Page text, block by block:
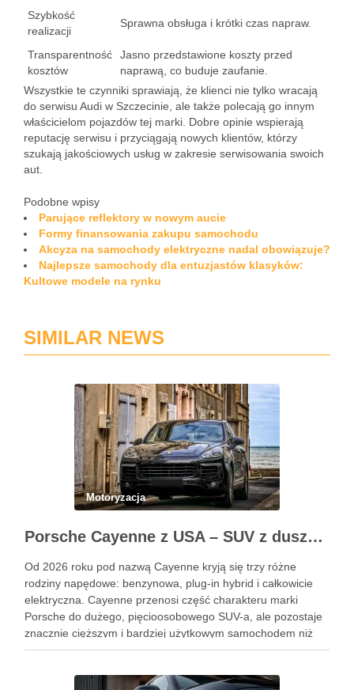
Szybkość
realizacji
Sprawna obsługa i krótki czas napraw.
Transparentność
kosztów
Jasno przedstawione koszty przed
naprawą, co buduje zaufanie.
Wszystkie te czynniki sprawiają, że klienci nie tylko wracają
do serwisu Audi w Szczecinie, ale także polecają go innym
właścicielom pojazdów tej marki. Dobre opinie wspierają
reputację serwisu i przyciągają nowych klientów, którzy
szukają jakościowych usług w zakresie serwisowania swoich
aut.
Podobne wpisy
Parujące reflektory w nowym aucie
Formy finansowania zakupu samochodu
Akcyza na samochody elektryczne nadal obowiązuje?
Najlepsze samochody dla entuzjastów klasyków:
Kultowe modele na rynku
SIMILAR NEWS
Motoryzacja
Porsche Cayenne z USA – SUV z duszą 911
Od 2026 roku pod nazwą Cayenne kryją się trzy różne
rodziny napędowe: benzynowa, plug-in hybrid i całkowicie
elektryczna. Cayenne przenosi część charakteru marki
Porsche do dużego, pięcioosobowego SUV-a, ale pozostaje
znacznie cięższym i bardziej użytkowym samochodem niż
911. Podobne wpisy Jak rozpoznać objawy uszkodzonego